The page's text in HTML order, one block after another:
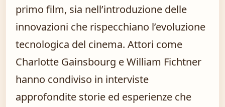
primo film, sia nell’introduzione delle
innovazioni che rispecchiano l’evoluzione
tecnologica del cinema. Attori come
Charlotte Gainsbourg e William Fichtner
hanno condiviso in interviste
approfondite storie ed esperienze che